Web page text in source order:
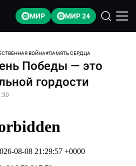
МИР МИР 24
ВОЙНА#ПАМЯТЬ СЕРДЦА
Победы — это
гордости